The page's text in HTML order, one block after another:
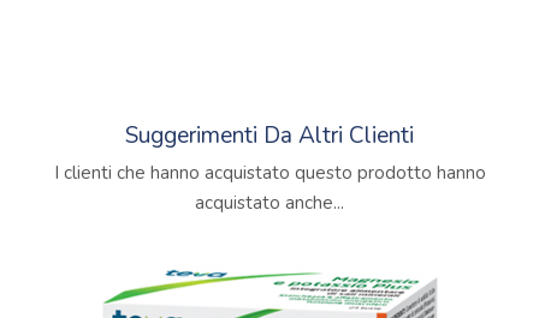
Suggerimenti Da Altri Clienti
I clienti che hanno acquistato questo prodotto hanno
acquistato anche...